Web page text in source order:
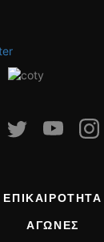
ΕΠΙΚΑΙΡΟΤΗΤΑ
ΑΓΩΝΕΣ